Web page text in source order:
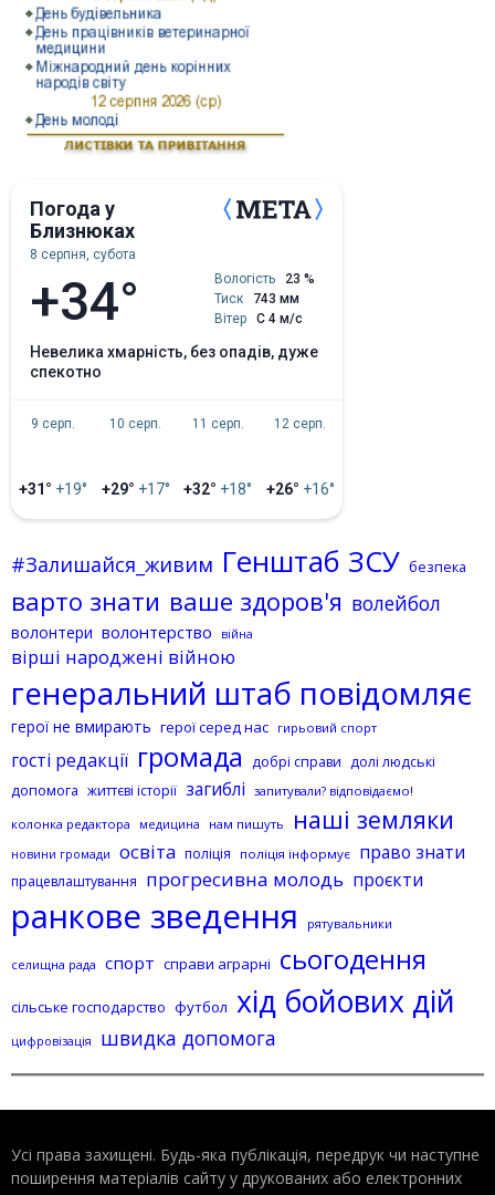
Погода у
Близнюках
8 серпня, субота
+34° Вологість
23 %
Тиск
743 мм
Вітер
С 4 м/с
невелика хмарність, без опадів, дуже
спекотно
9 серп.
+31° +19°
10 серп.
+29° +17°
11 серп.
+32° +18°
12 серп.
+26° +16°
#Залишайся_живим Генштаб ЗСУ безпека
варто знати ваше здоров'я волейбол
волонтери волонтерство війна
вірші народжені війною
генеральний штаб повідомляє
герої не вмирають герої серед нас гирьовий спорт
гості редакції громада добрі справи долі людські
допомога життєві історії загиблі запитували? відповідаємо!
колонка редактора
медицина нам пишуть наші земляки
новини громади освіта поліція поліція інформує право знати
працевлаштування прогресивна молодь проєкти
ранкове зведення рятувальники
селищна рада спорт справи аграрні сьогодення
сільське господарство футбол хід бойових дій
цифровізація швидка допомога
Усі права захищені. Будь-яка публiкацiя, передрук чи наступне
поширення матеріалів сайту у друкованих або електронних